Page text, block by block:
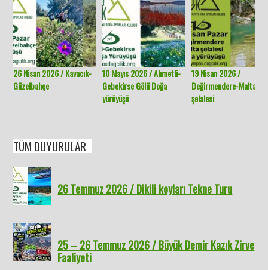
26 Nisan 2026 / Kavacık-
Güzelbahçe
10 Mayıs 2026 / Ahmetli-
Gebekirse Gölü Doğa
yürüyüşü
19 Nisan 2026 /
Değirmendere-Malta
şelalesi
TÜM DUYURULAR
26 Temmuz 2026 / Dikili koyları Tekne Turu
25 – 26 Temmuz 2026 / Büyük Demir Kazık Zirve
Faaliyeti